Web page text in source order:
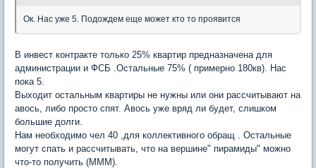
Ок. Нас уже 5. Подождем еще может кто то проявится
В инвест контракте только 25% квартир предназначена для
администрации и ФСБ .Остальные 75% ( примерно 180кв). Нас
пока 5.
Выходит остальным квартиры не нужны или они рассчитывают на
авось, либо просто спят. Авось уже вряд ли будет, слишком
большие долги.
Нам необходимо чел 40 ,для коллективного обращ . Остальные
могут спать и рассчитывать, что на вершине" пирамиды" можно
что-то получить (МММ).